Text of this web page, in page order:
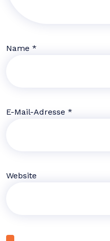
Name *
E-Mail-Adresse *
Website